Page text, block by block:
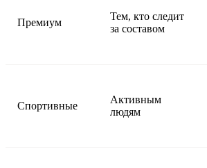
Премиум
Тем, кто следит
за составом
Спортивные
Активным
людям